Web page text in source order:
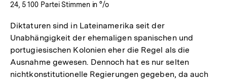
24, 5 100 Partei Stimmen in °/o
Diktaturen sind in Lateinamerika seit der
Unabhängigkeit der ehemaligen spanischen und
portugiesischen Kolonien eher die Regel als die
Ausnahme gewesen. Dennoch hat es nur selten
nichtkonstitutionelle Regierungen gegeben, da auch